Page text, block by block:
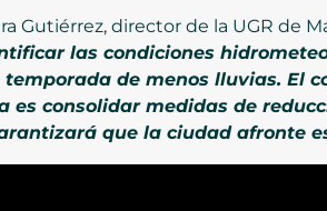
Gutiérrez, director de la UGR de
las condiciones
de menos lluvias. El
es consolidar medidas de
que la ciudad afronte